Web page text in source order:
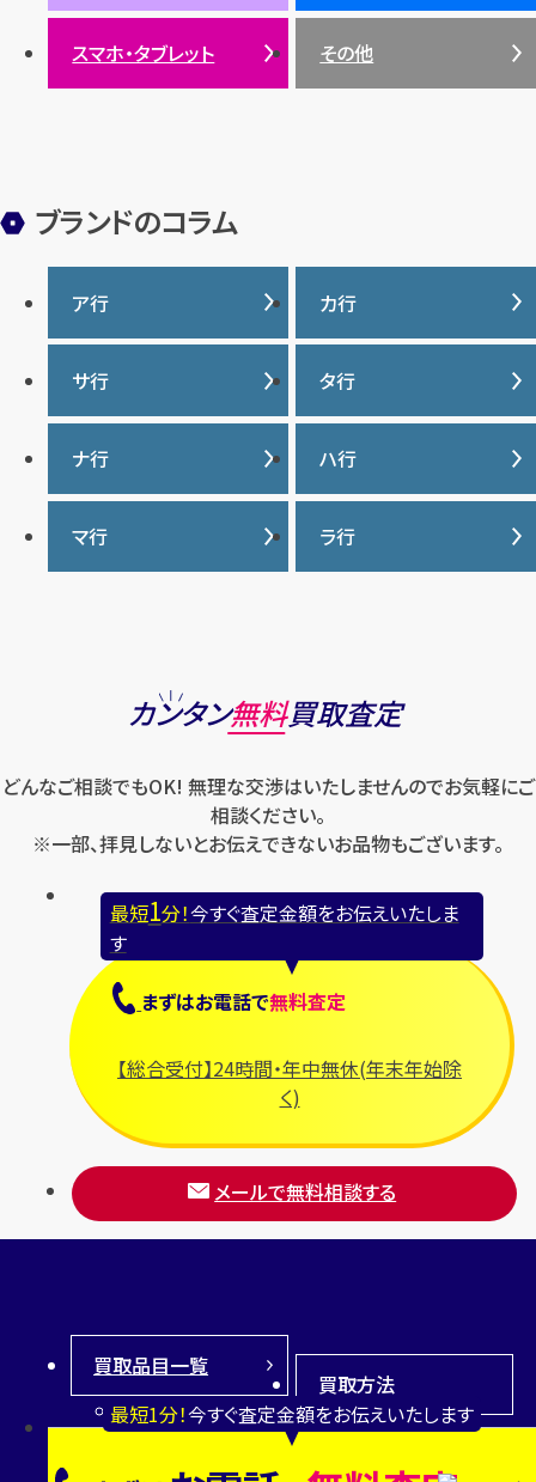
最短1分！今すぐ査定金額をお伝えいたします
サンゴ
ヒスイ
スマホ・タブレット その他
ブランドのコラム
ア行
IWC
ヴァシュロンコンスタンタ
ン
ウブロ
エルメス
オーデマ ピゲ
カ行
カナダグース
カルティエ
グッチ
クロムハーツ
ケイト・スペード
サ行
サマンサタバサ
ジーショック
ジャガー・ルクルト
スウォッチ
ゼニス
セリーヌ
タ行
タグ・ホイヤー
ディオール
ティファニー
ナ行
ナイキ
ハ行
バーバリー
バカラ
ハリー・ウィンストン
フェラガモ
フェンディ
ブライトリング
プラダ
フランク ミュラー
ブレゲ
マ行 ラ行
ロエベ
ロンジン
カンタン無料買取査定
どんなご相談でもOK! 無理な交渉はいたしませんのでお気軽にご
相談ください。
※一部、拝見しないとお伝えできないお品物もございます。
最短1分！今すぐ査定金額をお伝えいたしま
す
まずはお電話で無料査定
【総合受付】24時間・年中無休(年末年始除
く)
メールで無料相談する
買取品目一覧
金・
貴
宝
石・
ジュ
買取方法